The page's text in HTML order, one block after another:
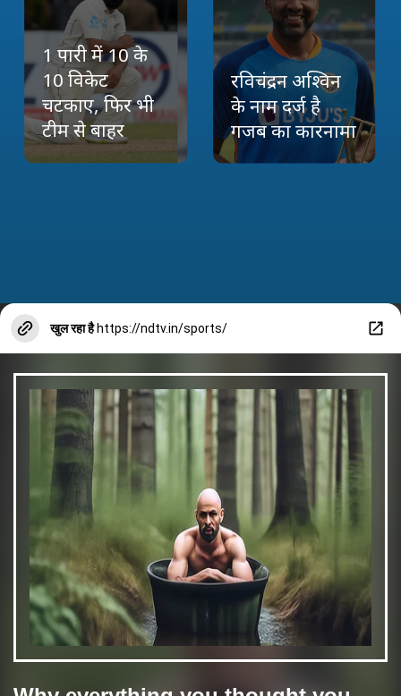
1 पारी में 10 के
10 विकेट
चटकाए, फिर भी
टीम से बाहर
रविचंद्रन अश्विन
के नाम दर्ज है
गजब का कारनामा
खुल रहा है https://ndtv.in/sports/